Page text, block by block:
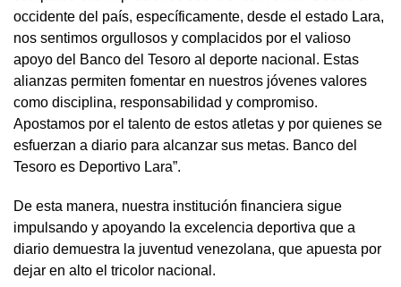
occidente del país, específicamente, desde el estado Lara,
nos sentimos orgullosos y complacidos por el valioso
apoyo del Banco del Tesoro al deporte nacional. Estas
alianzas permiten fomentar en nuestros jóvenes valores
como disciplina, responsabilidad y compromiso.
Apostamos por el talento de estos atletas y por quienes se
esfuerzan a diario para alcanzar sus metas. Banco del
Tesoro es Deportivo Lara”.
De esta manera, nuestra institución financiera sigue
impulsando y apoyando la excelencia deportiva que a
diario demuestra la juventud venezolana, que apuesta por
dejar en alto el tricolor nacional.